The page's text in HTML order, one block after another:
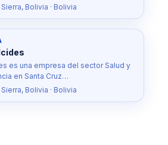
Bolivia · Bolivia
es una empresa del sector Salud y
en Santa Cruz…
Bolivia · Bolivia